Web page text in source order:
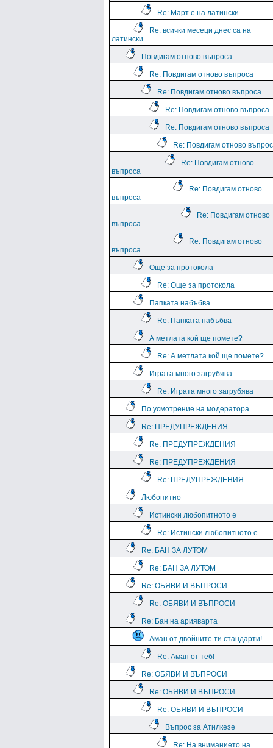
Re: Март е на латински
Re: всички месеци днес са на
латински
Повдигам отново въпроса
Re: Повдигам отново въпроса
Re: Повдигам отново въпроса
Re: Повдигам отново въпроса
Re: Повдигам отново въпроса
Re: Повдигам отново
Re: Повдигам отново
въпроса
Re: Повдигам отново
въпроса
Re: Повдигам отново
въпроса
Re: Повдигам отново
въпроса
Още за протокола
Re: Още за протокола
Папката набъбва
Re: Папката набъбва
А метлата кой ще помете?
Re: А метлата кой ще помете?
Играта много загрубява
Re: Играта много загрубява
По усмотрение на модератора...
Re: ПРЕДУПРЕЖДЕНИЯ
Re: ПРЕДУПРЕЖДЕНИЯ
Re: ПРЕДУПРЕЖДЕНИЯ
Re: ПРЕДУПРЕЖДЕНИЯ
Любопитно
Истински любопитното е
Re: Истински любопитното е
Re: БАН ЗА ЛУТОМ
Re: БАН ЗА ЛУТОМ
Re: ОБЯВИ И ВЪПРОСИ
Re: ОБЯВИ И ВЪПРОСИ
Re: Бан на арияварта
Аман от двойните ти стандарти!
Re: Аман от теб!
Re: ОБЯВИ И ВЪПРОСИ
Re: ОБЯВИ И ВЪПРОСИ
Re: ОБЯВИ И ВЪПРОСИ
Въпрос за Атилкезе
Re: На вниманието на